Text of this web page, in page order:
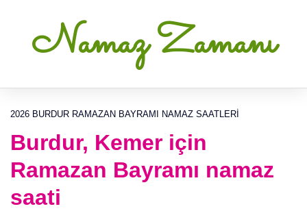
Namaz Zamanı
2026 BURDUR RAMAZAN BAYRAMI NAMAZ SAATLERI
Burdur, Kemer için
Ramazan Bayramı namaz
saati